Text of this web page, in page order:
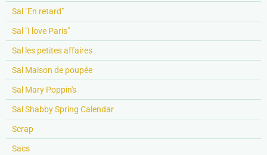
Sal "En retard"
Sal "I love Paris"
Sal les petites affaires
Sal Maison de poupée
Sal Mary Poppin's
Sal Shabby Spring Calendar
Scrap
Sacs